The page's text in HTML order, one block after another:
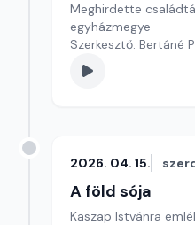
Meghirdette
egyházmegye
Szerkesztő: Bertáné
2026. 04. 15.
A föld sója
Kaszap Istvánra